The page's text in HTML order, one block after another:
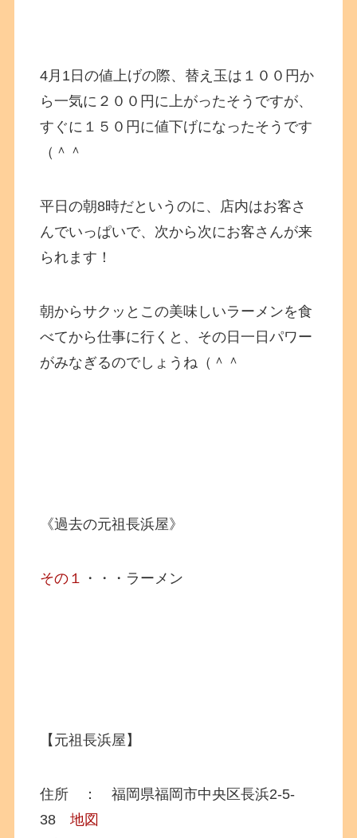
4月1日の値上げの際、替え玉は１００円か
ら一気に２００円に上がったそうですが、
すぐに１５０円に値下げになったそうです
（＾＾
平日の朝8時だというのに、店内はお客さ
んでいっぱいで、次から次にお客さんが来
られます！
朝からサクッとこの美味しいラーメンを食
べてから仕事に行くと、その日一日パワー
がみなぎるのでしょうね（＾＾
《過去の元祖長浜屋》
その１ ・・・ラーメン
【元祖長浜屋】
住所 ： 福岡県福岡市中央区長浜2-5-
38地図